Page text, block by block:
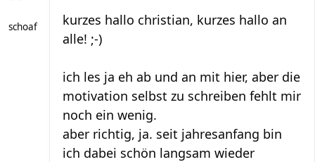
schoaf
kurzes hallo christian, kurzes hallo an
alle! ;-)
ich les ja eh ab und an mit hier, aber die
motivation selbst zu schreiben fehlt mir
noch ein wenig.
aber richtig, ja. seit jahresanfang bin
ich dabei schön langsam wieder